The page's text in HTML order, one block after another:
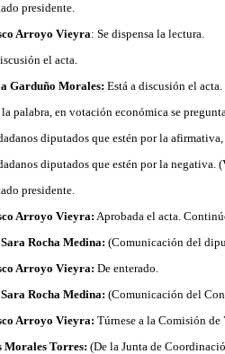
presidente.
Arroyo Vieyra: Se dispensa la lectura.
el acta.
Garduño Morales: Está a discusión el acta.
palabra, en votación económica se
diputados que estén por la
diputados que estén por la negativa.
presidente.
Arroyo Vieyra: Aprobada el acta.
Rocha Medina: (Comunicación del
Arroyo Vieyra: De enterado.
Rocha Medina: (Comunicación del
Arroyo Vieyra: Túrnese a la Comisión
Morales Torres: (De la Junta de